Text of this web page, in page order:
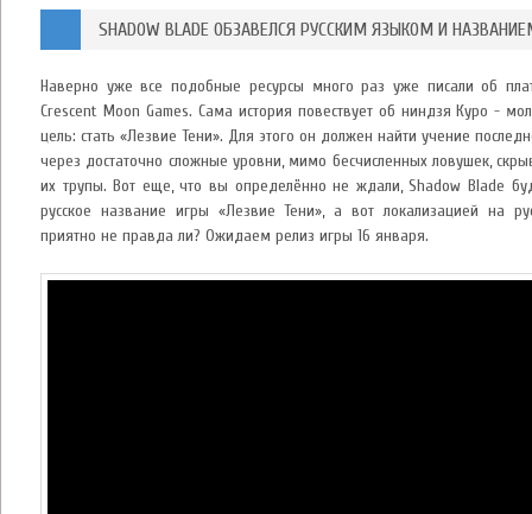
SHADOW BLADE ОБЗАВЕЛСЯ РУССКИМ ЯЗЫКОМ И
Наверно уже все подобные ресурсы много раз уже писали об
Crescent Moon Games. Сама история повествует об ниндзя Куро -
цель: стать «Лезвие Тени». Для этого он должен найти учение
через достаточно сложные уровни, мимо бесчисленных ловушек,
их трупы. Вот еще, что вы определённо не ждали, Shadow Blade
русское название игры «Лезвие Тени», а вот локализацией на
приятно не правда ли? Ожидаем релиз игры 16 января.